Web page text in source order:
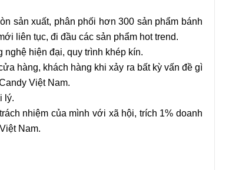
sản xuất, phân phối hơn 300 sản phẩm bánh
liên tục, đi đầu các sản phẩm hot trend.
hiện đại, quy trình khép kín.
hàng, khách hàng khi xảy ra bất kỳ vấn đề gì
Việt Nam.
lý.
nhiệm của mình với xã hội, trích 1% doanh
Nam.